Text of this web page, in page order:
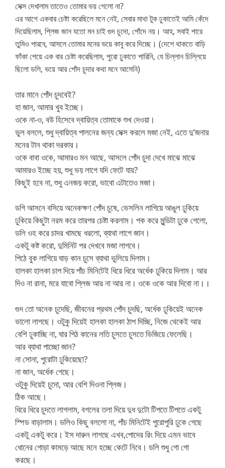
সেক্স দেখালাম তাতেও তোমার ভয় গেলো না?
এর আগে একবার চেষ্টা করেছিলে মনে নেই, সেবার মাথা টুক ঢুকাতেই আমি কেঁদে
দিয়েছিলাম, প্লিজ জান যতো মন চাই গুদ চুদো, পোঁদে নয়। আহ, সবাই পারে
তুমিও পারবে, আসলে তোমার মনের ভয়ে কাবু করে দিচ্ছে। (দেশে থাকতে বাড়ি
ফাঁকা পেয়ে এক বার চেষ্টা করেছিলাম, পুরো ঢুকাতে পারিনি, যে চিল্লান চিল্লিয়ে
ছিলো ডলি, ভয়ে আর পোঁদ চুদার কথা মনে আসেনি)
তার মানে পোঁদ চুদবেই?
হা জান, আমার খুব ইচ্ছে।
ওকে না-ও, বউ হিসেবে দ্বায়িত্ব তোমাকে শুখ দেওয়া।
ভুল বললে, শুধু দ্বায়িত্ব পালনের জন্য সেক্স করলে মজা নেই, এতে দু’জনার
মনের টান থাকা দরকার।
ওকে বাবা ওকে, আমারও মন আছে, আসলে পোঁদ চুদা দেখে মাঝে মাঝে
আমারও ইচ্ছে হয়, শুধু ভয় লাগে যদি ফেটে যায়?
কিছুই হবে না, শুধু এনজয় করো, ভাবো এটাতেও মজা।
ডগি আসনে বসিয়ে অনেকক্ষণ পোঁদ চুষে, ভেসলিন লাগিয়ে আঙুল ঢুকিয়ে
ঢুকিয়ে কিছুটা নরম করে তারপর চেষ্টা করলাম। পক করে মুন্ডিটা ঢুকে গেলো,
ডলি ওহ করে চাদর খামছে ধরলো, ব্যাথা লাগে জান।
একটু কষ্ট করো, দুমিনিট পর দেখবে মজা লাগবে।
পিঠে বুক লাগিয়ে ঘাড় কান চুসে ব্যাথা ভুলিয়ে দিলাম।
হালকা হালকা চাপ দিয়ে পাঁচ মিনিটেই ধিরে ধিরে অর্ধেক ঢুকিয়ে দিলাম। আর
দিও না রানা, মরে যাবো প্লিজ আর না আর না। ওকে ওকে আর দিবো না।।
গুদ তো অনেক চুদেছি, জীবনের প্রথম পোঁদ চুদছি, অর্ধেক ঢুকিয়েই অনেক
ভালো লাগছে। ওটুকু দিয়েই হালকা হালকা ঠাপ দিচ্ছি, নিজে থেকেই আর
বেশি ঢুকাচ্ছি না, ঘার পিঠ কানের লতি চুসতে চুসতে ভিজিয়ে ফেলেছি।
আর ব্যাথা পাচ্ছো জান?
না সোনা, পুরোটা ঢুকিয়েছো?
না জান, অর্ধেক গেছে।
ওটুকু দিয়েই চুদো, আর বেশি দিওনা প্লিজ।
ঠিক আছে।
ধিরে ধিরে চুদতে লাগলাম, বগলের তলা দিয়ে দুধ দুটো টিপতে টিপতে একটু
স্পিড বাড়ালাম। ডলিও কিছু বললো না, পাঁচ মিনিটেই পুরোপুরি ঢুকে গেছে
একটু একটু করে। ইস দারুন লাগছে এখব,পোদের রিং দিয়ে এমন ভাবে
ধোনের গোড়া কামড়ে আছে মনে হচ্ছে কেটে নিবে। ডলি শুধু গো গো
করছে।